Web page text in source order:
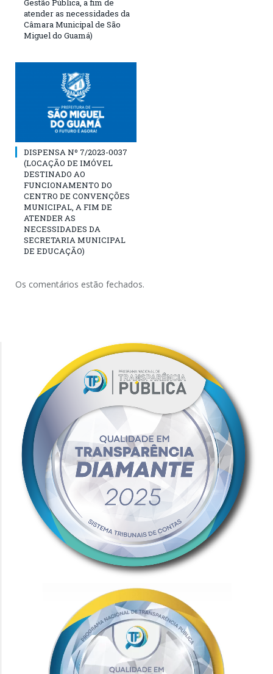
Gestão Pública, a fim de
atender as necessidades da
Câmara Municipal de São
Miguel do Guamá)
DISPENSA Nº 7/2023-0037
(LOCAÇÃO DE IMÓVEL
DESTINADO AO
FUNCIONAMENTO DO
CENTRO DE CONVENÇÕES
MUNICIPAL, A FIM DE
ATENDER AS
NECESSIDADES DA
SECRETARIA MUNICIPAL
DE EDUCAÇÃO)
Os comentários estão fechados.